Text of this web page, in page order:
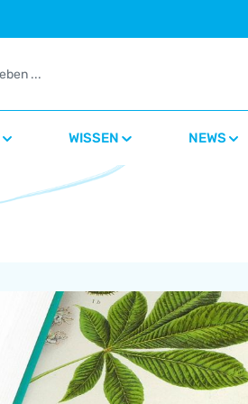
WISSEN NEWS